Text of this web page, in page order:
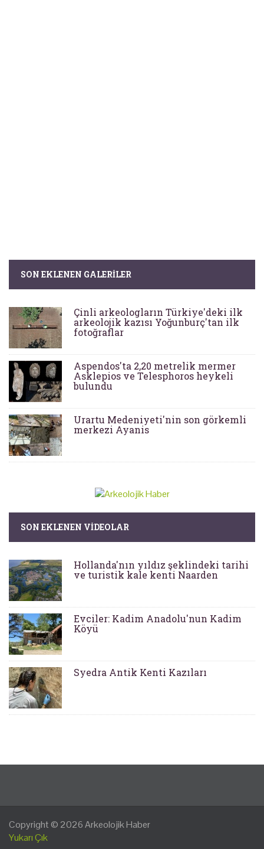
SON EKLENEN GALERILER
Çinli arkeologların Türkiye'deki ilk
arkeolojik kazısı Yoğunburç'tan ilk
fotoğraflar
Aspendos'ta 2,20 metrelik mermer
Asklepios ve Telesphoros heykeli
bulundu
Urartu Medeniyeti'nin son görkemli
merkezi Ayanis
SON EKLENEN VIDEOLAR
Hollanda'nın yıldız şeklindeki tarihi
ve turistik kale kenti Naarden
Evciler: Kadim Anadolu'nun Kadim
Köyü
Syedra Antik Kenti Kazıları
Copyright © 2026Arkeolojik Haber
Yukarı Çık